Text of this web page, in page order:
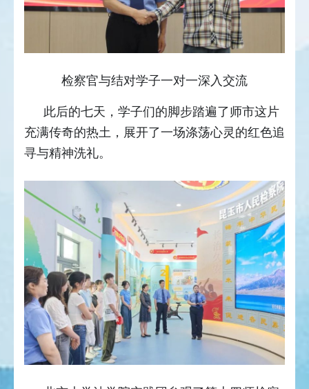
检察官与结对学子一对一深入交流
此后的七天，学子们的脚步踏遍了师市这片
充满传奇的热土，展开了一场涤荡心灵的红色追
寻与精神洗礼。